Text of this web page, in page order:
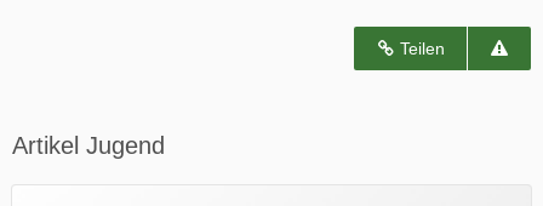
Teilen
Artikel Jugend